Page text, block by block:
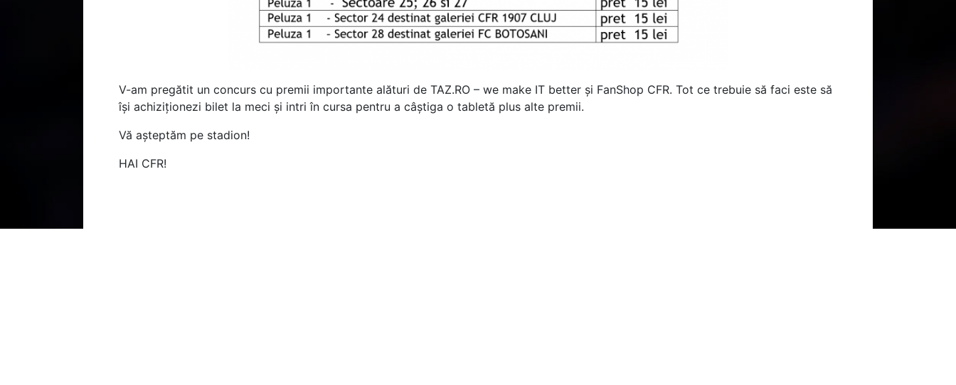
V-am pregătit un concurs cu premii importante alături de TAZ.RO – we make IT better și FanShop CFR. Tot ce trebuie să faci este să
își achiziționezi bilet la meci și intri în cursa pentru a câștiga o tabletă plus alte premii.
Vă așteptăm pe stadion!
HAI CFR!